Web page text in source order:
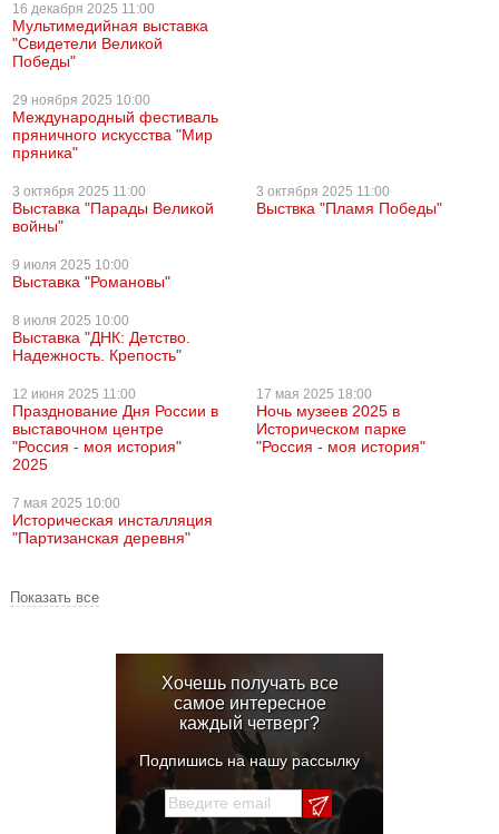
16 декабря 2025 11:00
Мультимедийная выставка
"Свидетели Великой
Победы"
29 ноября 2025 10:00
Международный фестиваль
пряничного искусства "Мир
пряника"
3 октября 2025 11:00
Выставка "Парады Великой
войны"
3 октября 2025 11:00
Выствка "Пламя Победы"
9 июля 2025 10:00
Выставка "Романовы"
8 июля 2025 10:00
Выставка "ДНК: Детство.
Надежность. Крепость"
12 июня 2025 11:00
Празднование Дня России в
выставочном центре
"Россия - моя история"
2025
17 мая 2025 18:00
Ночь музеев 2025 в
Историческом парке
"Россия - моя история"
7 мая 2025 10:00
Историческая инсталляция
"Партизанская деревня"
Показать все
Хочешь получать все
самое интересное
каждый четверг?
Подпишись на нашу рассылку